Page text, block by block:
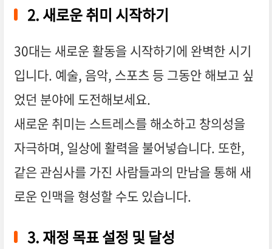
2. 새로운 취미 시작하기
30대는 새로운 활동을 시작하기에 완벽한 시기
입니다. 예술, 음악, 스포츠 등 그동안 해보고 싶
었던 분야에 도전해보세요.
새로운 취미는 스트레스를 해소하고 창의성을
자극하며, 일상에 활력을 불어넣습니다. 또한,
같은 관심사를 가진 사람들과의 만남을 통해 새
로운 인맥을 형성할 수도 있습니다.
3. 재정 목표 설정 및 달성